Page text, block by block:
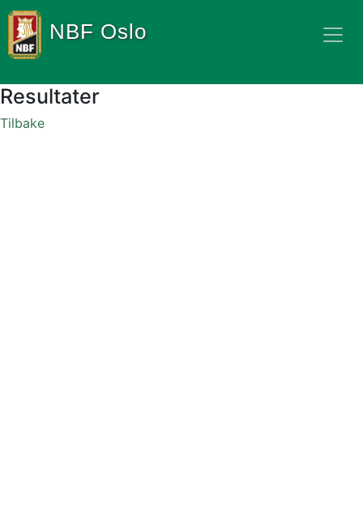
NBF Oslo
Resultater
Tilbake